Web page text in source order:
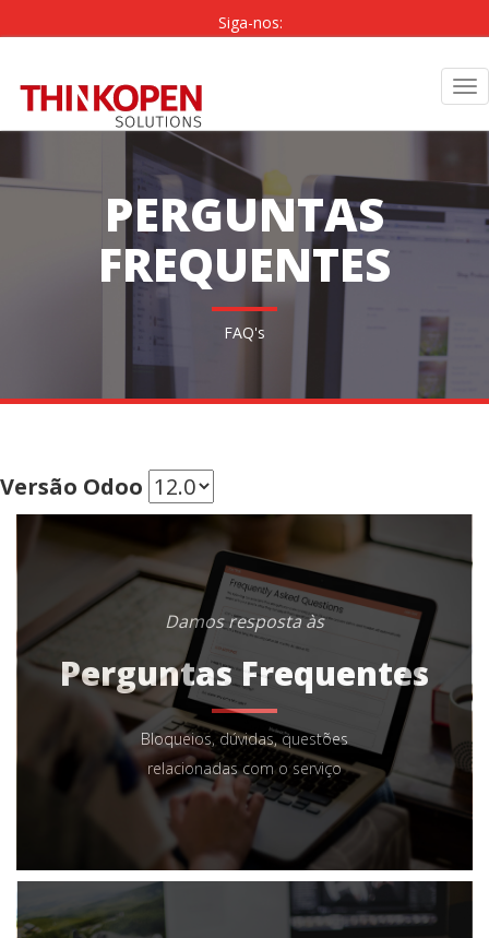
Siga-nos:
PERGUNTAS
FREQUENTES
FAQ's
Versão Odoo
Damos resposta às
Perguntas Frequentes
Bloqueios, dúvidas, questões
relacionadas com o serviço